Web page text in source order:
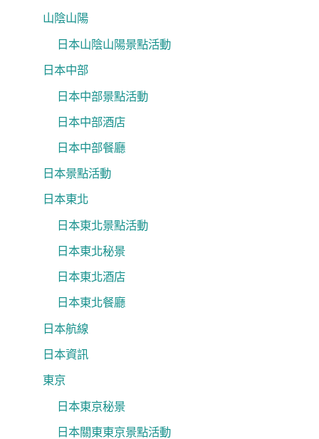
山陰山陽
日本山陰山陽景點活動
日本中部
日本中部景點活動
日本中部酒店
日本中部餐廳
日本景點活動
日本東北
日本東北景點活動
日本東北秘景
日本東北酒店
日本東北餐廳
日本航線
日本資訊
東京
日本東京秘景
日本關東東京景點活動